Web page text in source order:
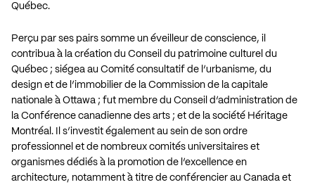
Québec.
Perçu par ses pairs somme un éveilleur de conscience, il
contribua à la création du Conseil du patrimoine culturel du
Québec ; siégea au Comité consultatif de l’urbanisme, du
design et de l’immobilier de la Commission de la capitale
nationale à Ottawa ; fut membre du Conseil d’administration de
la Conférence canadienne des arts ; et de la société Héritage
Montréal. Il s’investit également au sein de son ordre
professionnel et de nombreux comités universitaires et
organismes dédiés à la promotion de l’excellence en
architecture, notamment à titre de conférencier au Canada et